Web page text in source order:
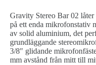
mm
mängd
Gravity Stereo Bar 02
på ett enda mikrofonstativ
av solid aluminium, det
grundläggande
3/8″ glidande
mm avstånd från mitt till